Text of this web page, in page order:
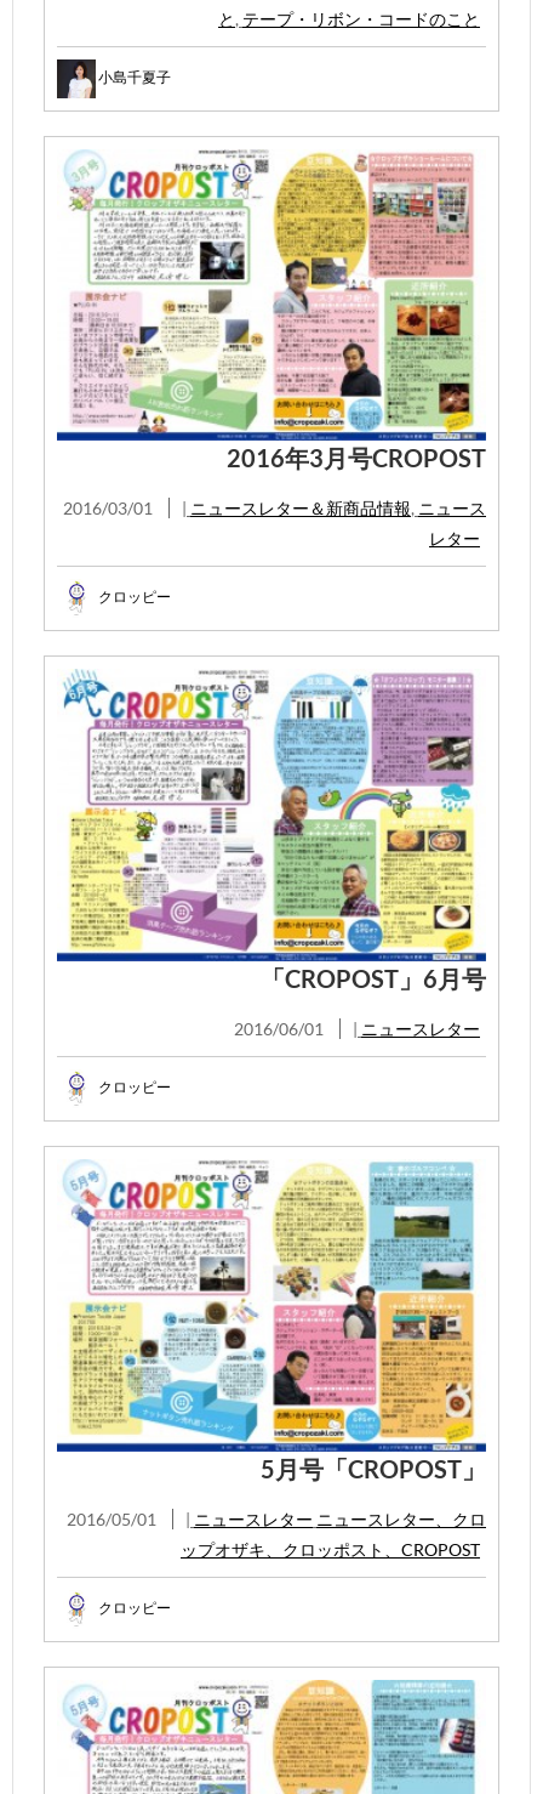
と , テープ・リボン・コードのこと
小島千夏子
2016年3月号CROPOST
2016/03/01 ニュースレター＆新商品情報, ニュース
レター
クロッピー
「CROPOST」6月号
2016/06/01 | ニュースレター
クロッピー
5月号「CROPOST」
2016/05/01 | ニュースレター ニュースレター、クロ
ップオザキ、クロッポスト、CROPOST
クロッピー